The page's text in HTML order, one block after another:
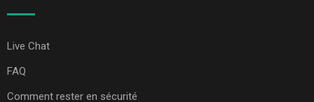
Live Chat
FAQ
Comment rester en sécurité